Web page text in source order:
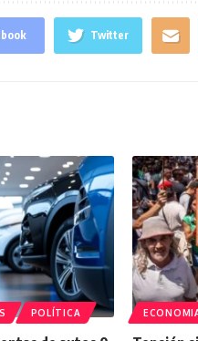
Twitter
POLÍTICA